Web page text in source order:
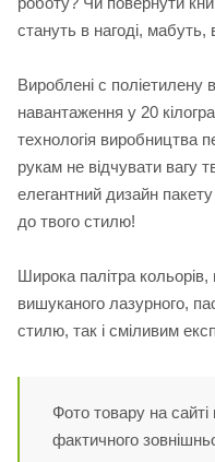
стануть в нагоді, мабуть,
Вироблені с поліетилену
навантаження у 20
технологія виробництва
рукам не відчувати вагу
елегантний дизайн
до твого стилю!
Широка палітра кольорів,
вишуканого лазурного,
стилю, так і сміливим
Фото товару на сайті
фактичного